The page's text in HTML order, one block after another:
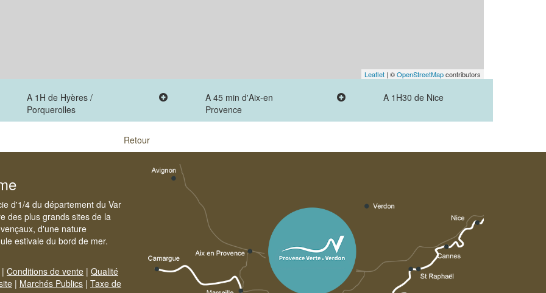
Leaflet | ©OpenStreetMapcontributors
A 1H de Hyères /
Porquerolles
A 45 min d'Aix-en
Provence
A 1H30 de Nice
Retour
d'1/4 du département du Var
des plus grands sites de la
d'une nature
estivale du bord de mer.
| Conditions de vente | Qualité
| Marchés Publics | Taxe de